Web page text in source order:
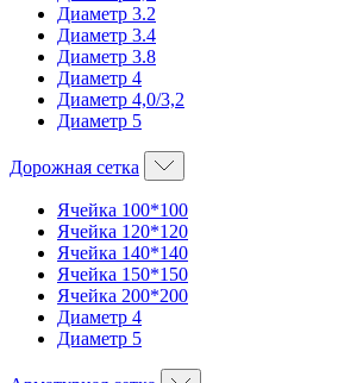
Диаметр 3.2
Диаметр 3.4
Диаметр 3.8
Диаметр 4
Диаметр 4,0/3,2
Диаметр 5
Дорожная сетка
Ячейка 100*100
Ячейка 120*120
Ячейка 140*140
Ячейка 150*150
Ячейка 200*200
Диаметр 4
Диаметр 5